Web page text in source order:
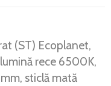
(ST) Ecoplanet,
rece 6500K,
sticlă mată